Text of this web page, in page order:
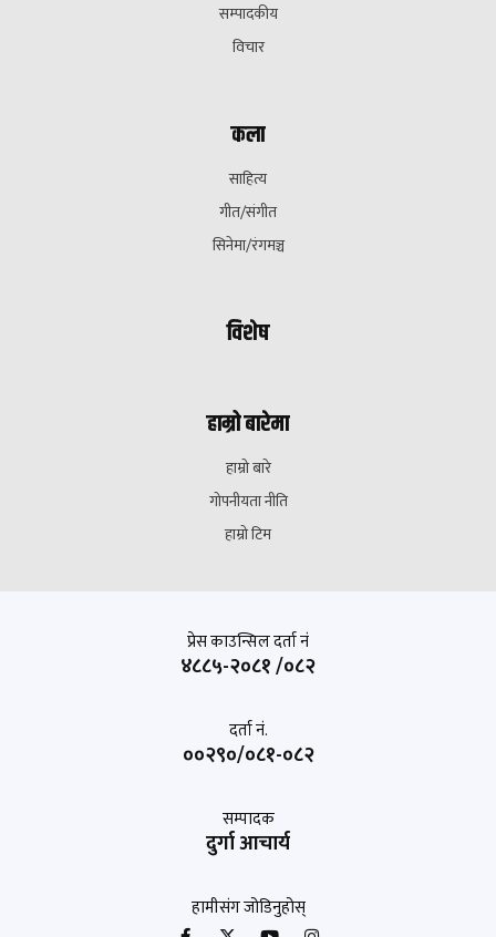
सम्पादकीय
विचार
कला
साहित्य
गीत/संगीत
सिनेमा/रंगमञ्च
विशेष
हाम्रो बारेमा
हाम्रो बारे
गोपनीयता नीति
हाम्रो टिम
प्रेस काउन्सिल दर्ता नं
४८८५-२०८१ /०८२
दर्ता नं.
००२९०/०८१-०८२
सम्पादक
दुर्गा आचार्य
हामीसंग जोडिनुहोस्